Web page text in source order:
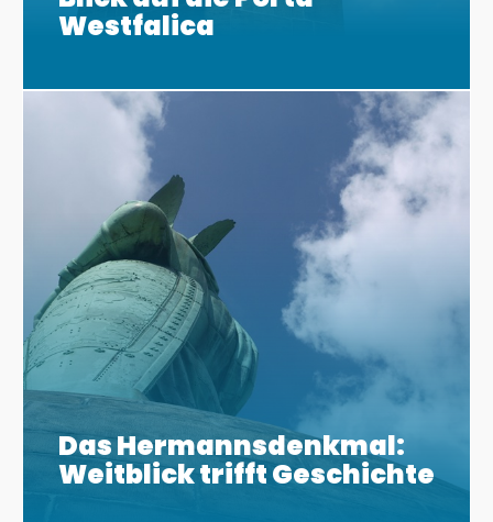
Westfalica
Das Hermannsdenkmal:
Weitblick trifft Geschichte